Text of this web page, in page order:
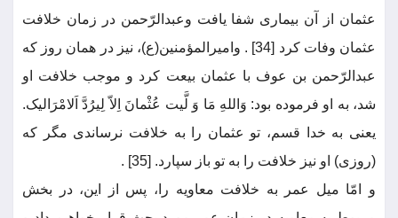
عثمان از آن بیماری شفا یافت وعبدالرّحمن در زمان خلافت
عثمان وفات کرد [34] . وامیرالمؤمنین(ع)، نیز در همان روز که
عبدالرّحمن بن عوف با عثمان بیعت کرد و موجب خلافت او
شد، به او فرموده بود: وَاللهِ مَا وَ لَّیت عُثْمانَ اِلاّ لِیرُدَّ اَلامْرَالیک.
یعنی به خدا قسم، تو عثمان را به خلافت نرساندی مگر که
(روزی) او نیز خلافت را به تو باز سپارد. [35] .
و امّا میل عمر به خلافت معاویه را، پس از این، در بخش